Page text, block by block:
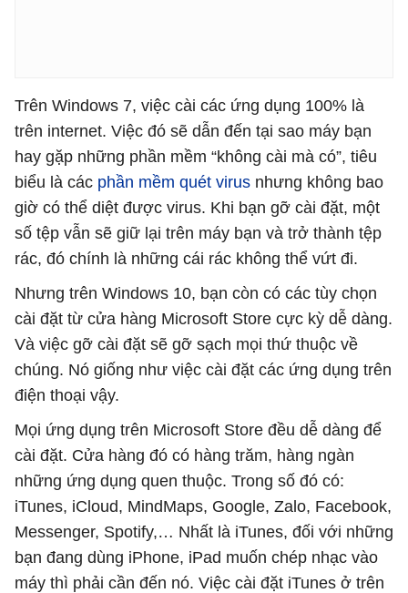
Trên Windows 7, việc cài các ứng dụng 100% là
trên internet. Việc đó sẽ dẫn đến tại sao máy bạn
hay gặp những phần mềm “không cài mà có”, tiêu
biểu là các phần mềm quét virus nhưng không bao
giờ có thể diệt được virus. Khi bạn gỡ cài đặt, một
số tệp vẫn sẽ giữ lại trên máy bạn và trở thành tệp
rác, đó chính là những cái rác không thể vứt đi.
Nhưng trên Windows 10, bạn còn có các tùy chọn
cài đặt từ cửa hàng Microsoft Store cực kỳ dễ dàng.
Và việc gỡ cài đặt sẽ gỡ sạch mọi thứ thuộc về
chúng. Nó giống như việc cài đặt các ứng dụng trên
điện thoại vậy.
Mọi ứng dụng trên Microsoft Store đều dễ dàng để
cài đặt. Cửa hàng đó có hàng trăm, hàng ngàn
những ứng dụng quen thuộc. Trong số đó có:
iTunes, iCloud, MindMaps, Google, Zalo, Facebook,
Messenger, Spotify,… Nhất là iTunes, đối với những
bạn đang dùng iPhone, iPad muốn chép nhạc vào
máy thì phải cần đến nó. Việc cài đặt iTunes ở trên